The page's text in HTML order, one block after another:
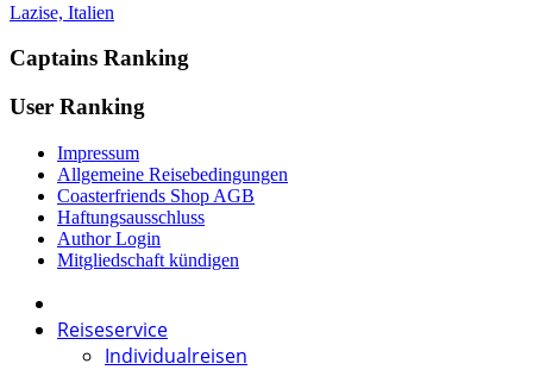
Lazise, Italien
Captains Ranking
User Ranking
Impressum
Allgemeine Reisebedingungen
Coasterfriends Shop AGB
Haftungsausschluss
Author Login
Mitgliedschaft kündigen
Reiseservice
Individualreisen